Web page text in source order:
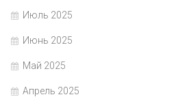
Июль 2025
Июнь 2025
Май 2025
Апрель 2025